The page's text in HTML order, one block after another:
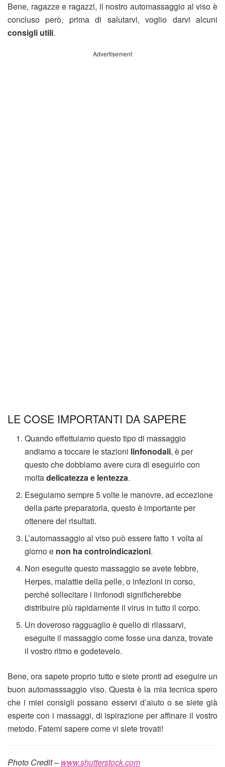
Bene, ragazze e ragazzi, il nostro automassaggio al viso è
concluso però, prima di salutarvi, voglio darvi alcuni
consigli utili.
Advertisement
LE COSE IMPORTANTI DA SAPERE
Quando effettuiamo questo tipo di massaggio
andiamo a toccare le stazioni linfonodali, è per
questo che dobbiamo avere cura di eseguirlo con
moltadelicatezza e lentezza.
Eseguiamo sempre 5 volte le manovre, ad eccezione
della parte preparatoria, questo è importante per
ottenere dei risultati.
L’automassaggio al viso può essere fatto 1 volta al
giorno e non ha controindicazioni.
Non eseguite questo massaggio se avete febbre,
Herpes, malattie della pelle, o infezioni in corso,
perché sollecitare i linfonodi significherebbe
distribuire più rapidamente il virus in tutto il corpo.
Un doveroso ragguaglio è quello di rilassarvi,
eseguite il massaggio come fosse una danza, trovate
il vostro ritmo e godetevelo.
Bene, ora sapete proprio tutto e siete pronti ad eseguire un
buon automasssaggio viso. Questa è la mia tecnica spero
che i miei consigli possano esservi d’aiuto o se siete già
esperte con i massaggi, di ispirazione per affinare il vostro
metodo. Fatemi sapere come vi siete trovati!
Photo Credit –www.shutterstock.com